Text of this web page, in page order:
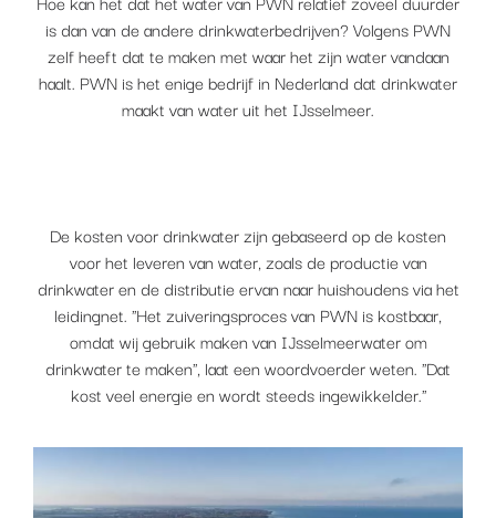
is dan van de andere drinkwaterbedrijven? Volgens PWN
zelf heeft dat te maken met waar het zijn water vandaan
haalt. PWN is het enige bedrijf in Nederland dat drinkwater
maakt van water uit het IJsselmeer.
De kosten voor drinkwater zijn gebaseerd op de kosten
voor het leveren van water, zoals de productie van
drinkwater en de distributie ervan naar huishoudens via het
leidingnet. "Het zuiveringsproces van PWN is kostbaar,
omdat wij gebruik maken van IJsselmeerwater om
drinkwater te maken", laat een woordvoerder weten. "Dat
kost veel energie en wordt steeds ingewikkelder."